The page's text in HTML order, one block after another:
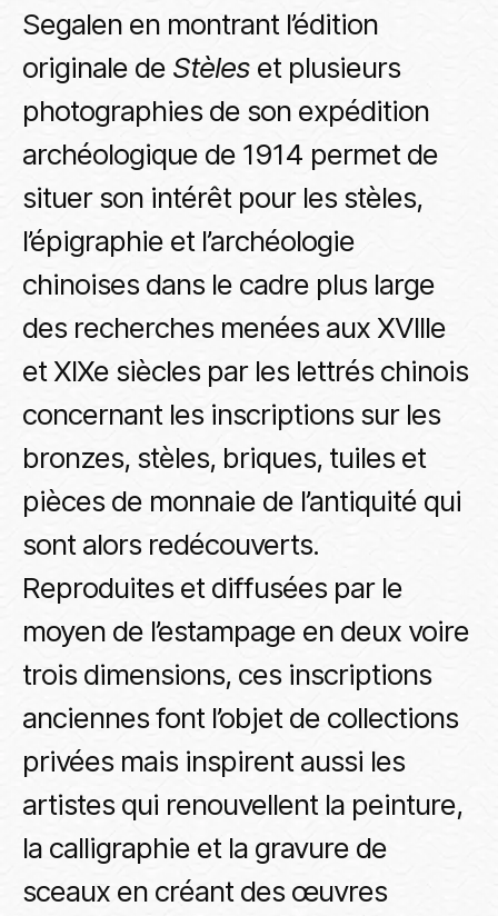
Segalen en montrant l’édition
originale de Stèles et plusieurs
photographies de son expédition
archéologique de 1914 permet de
situer son intérêt pour les stèles,
l’épigraphie et l’archéologie
chinoises dans le cadre plus large
des recherches menées aux XVIIIe
et XIXe siècles par les lettrés chinois
concernant les inscriptions sur les
bronzes, stèles, briques, tuiles et
pièces de monnaie de l’antiquité qui
sont alors redécouverts.
Reproduites et diffusées par le
moyen de l’estampage en deux voire
trois dimensions, ces inscriptions
anciennes font l’objet de collections
privées mais inspirent aussi les
artistes qui renouvellent la peinture,
la calligraphie et la gravure de
sceaux en créant des œuvres